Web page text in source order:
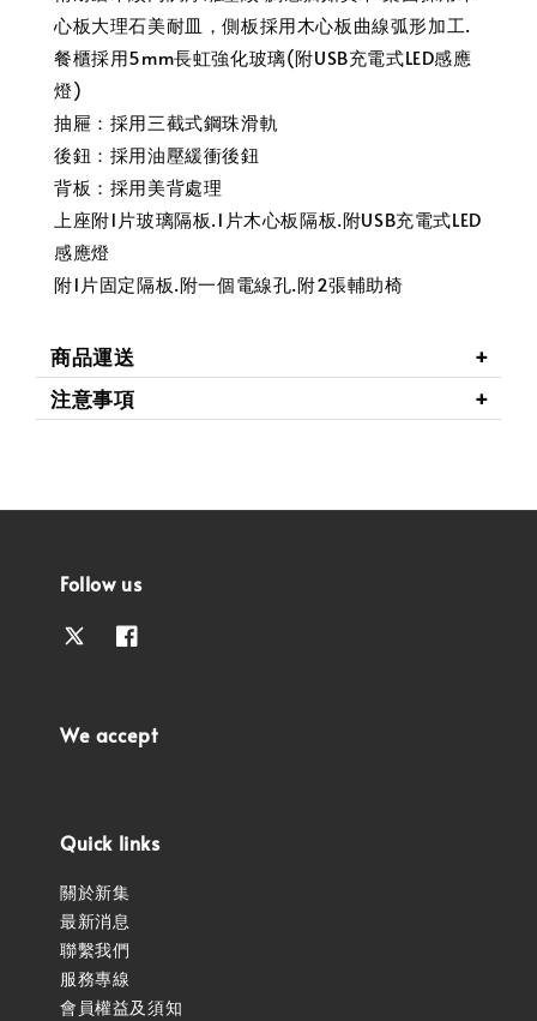
心板大理石美耐皿，側板採用木心板曲線弧形加工.
餐櫃採用5mm長虹強化玻璃(附USB充電式LED感應
燈)
抽屜：採用三截式鋼珠滑軌
後鈕：採用油壓緩衝後鈕
背板：採用美背處理
上座附1片玻璃隔板.1片木心板隔板.附USB充電式LED
感應燈
附1片固定隔板.附一個電線孔.附2張輔助椅
商品運送
注意事項
Follow us
We accept
Quick links
關於新集
最新消息
聯繫我們
服務專線
會員權益及須知